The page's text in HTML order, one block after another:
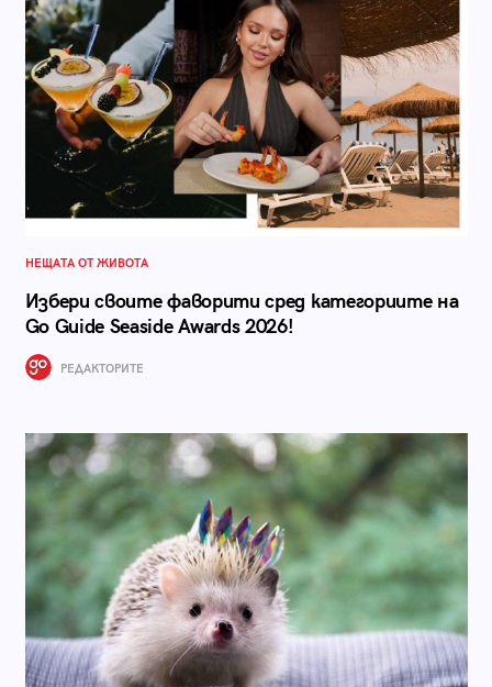
НЕЩАТА ОТ ЖИВОТА
Избери своите фаворити сред категориите на
Go Guide Seaside Awards 2026!
РЕДАКТОРИТЕ